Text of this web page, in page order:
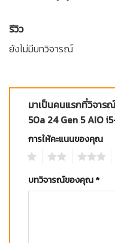
รีวิว
ยังไม่มีบทวิจารณ์
มาเป็นคนแรกที่วิจาร
50a 24 Gen 5 AIO
การให้คะแนนของคุณ
บทวิจารณ์ของคุณ*